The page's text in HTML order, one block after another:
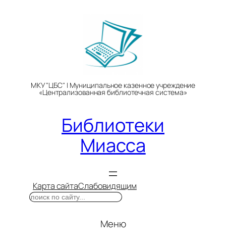
МКУ "ЦБС" | Муниципальное казенное учреждение
«Централизованная библиотечная система»
Библиотеки
Миасса
Карта сайтаСлабовидящим
Поиск
Меню